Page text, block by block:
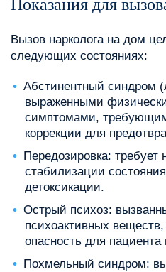
Показания для
Вызов нарколога на дом
следующих состояниях:
Абстинентный синдром
выраженными
симптомами,
коррекции для
Передозировка: требует
стабилизации
детоксикации.
Острый психоз:
психоактивных
опасность для
Похмельный синдром: